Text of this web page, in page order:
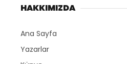
HAKKIMIZDA
Ana Sayfa
Yazarlar